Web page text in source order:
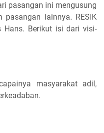
pasangan ini mengusung
pasangan lainnya. RESIK
Hans. Berikut isi dari visi-
masyarakat adil,